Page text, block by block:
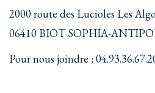
2000 route des Lucioles Les
06410 BIOT SOPHIA-
Pour nous joindre :